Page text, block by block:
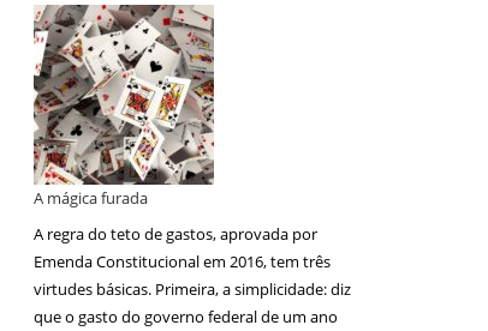
A mágica furada
A regra do teto de gastos, aprovada por
Emenda Constitucional em 2016, tem três
virtudes básicas. Primeira, a simplicidade: diz
que o gasto do governo federal de um ano